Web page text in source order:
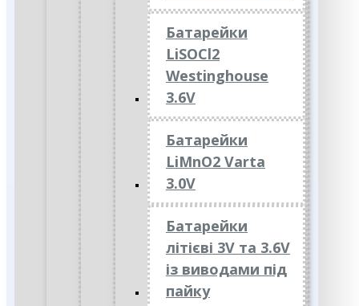
Батарейки
LiSOCl2
Westinghouse
3.6V
Батарейки
LiMnO2 Varta
3.0V
Батарейки
літієві 3V та 3.6V
із виводами під
пайку